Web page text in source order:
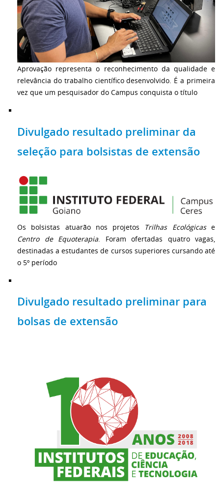
Aprovação representa o reconhecimento da qualidade e
relevância do trabalho científico desenvolvido. É a primeira
vez que um pesquisador do Campus conquista o título
Divulgado resultado preliminar da
seleção para bolsistas de extensão
Os bolsistas atuarão nos projetos Trilhas Ecológicase
Centro de Equoterapia. Foram ofertadas quatro vagas,
destinadas a estudantes de cursos superiores cursando até
o 5º período
Divulgado resultado preliminar para
bolsas de extensão